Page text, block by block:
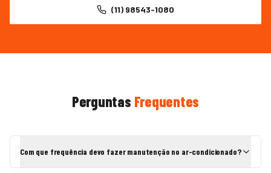
(11) 98543-1080
Perguntas Frequentes
Com que frequência devo fazer manutenção no ar-condicionado?